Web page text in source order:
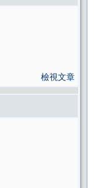
檢視文章